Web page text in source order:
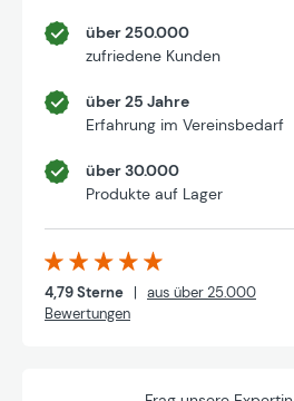
über 250.000
zufriedene Kunden
über 25 Jahre
Erfahrung im Vereinsbedarf
über 30.000
Produkte auf Lager
4,79 Sterne | aus über 25.000
Bewertungen